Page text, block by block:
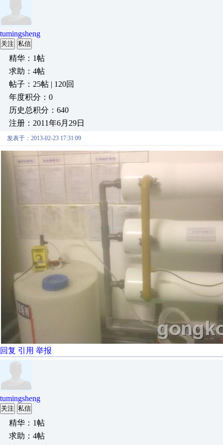
tumingsheng
关注 私信
精华：1帖
求助：4帖
帖子：25帖 | 120回
年度积分：0
历史总积分：640
注册：2011年6月29日
发表于：2013-02-23 17:31:09
回复 引用 举报
tumingsheng
关注 私信
精华：1帖
求助：4帖